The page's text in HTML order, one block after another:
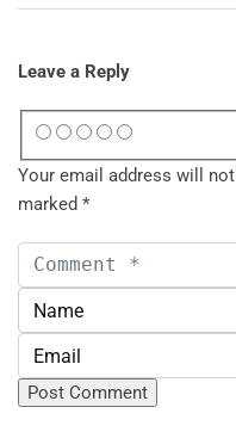
Leave a Reply
Your email address will
marked *